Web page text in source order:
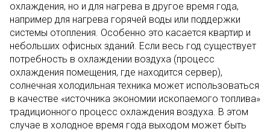
охлаждения, но и для нагрева в другое время года,
например для нагрева горячей воды или поддержки
системы отопления. Особенно это касается квартир и
небольших офисных зданий. Если весь год существует
потребность в охлаждении воздуха (процесс
охлаждения помещения, где находится сервер),
солнечная холодильная техника может использоваться
в качестве «источника экономии ископаемого топлива»
традиционного процесс охлаждения воздуха. В этом
случае в холодное время года выходом может быть